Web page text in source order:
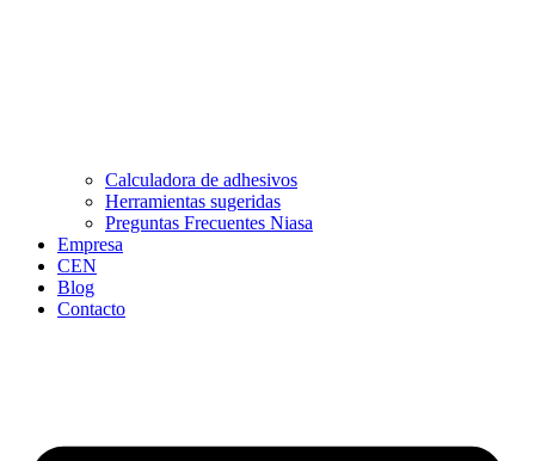
Calculadora de adhesivos
Herramientas sugeridas
Preguntas Frecuentes Niasa
Empresa
CEN
Blog
Contacto